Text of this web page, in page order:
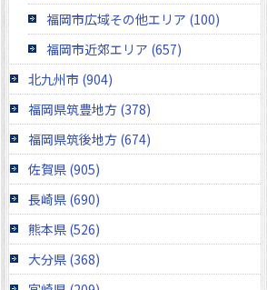
福岡市広域その他エリア (100)
福岡市近郊エリア (657)
北九州市 (904)
福岡県筑豊地方 (378)
福岡県筑後地方 (674)
佐賀県 (905)
長崎県 (690)
熊本県 (526)
大分県 (368)